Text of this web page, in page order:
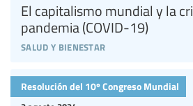
salud y bienestar
El capitalismo mundial y la
pandemia (COVID-19)
Resolución del 10º Congreso Mundial